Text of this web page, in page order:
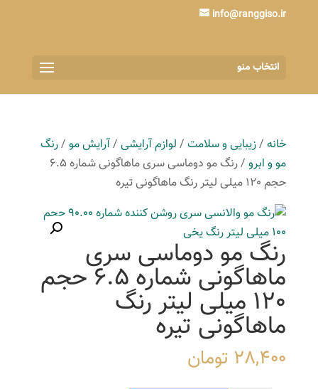
info@ranggiso.ir
انتخاب منو
خانه/زیبایی و سلامت/ لوازم آرایشی/آرایش مو/رنگ
مو و ابرو
/ رنگ مو دوماسی سری ماهاگونی شماره 6.5
حجم 120 میلی لیتر رنگ ماهاگونی تیره
رنگ مو دوماسی سری
ماهاگونی شماره 6.5 حجم
120 میلی لیتر رنگ
ماهاگونی تیره
28,400 تومان